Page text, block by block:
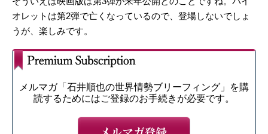
オレットは第2弾で亡くなっているので、登場しないでしょ
うが、楽しみです。
メルマガ「石井順也の世界情勢ブリーフィング」を購
読するためにはご登録のお手続きが必要です。